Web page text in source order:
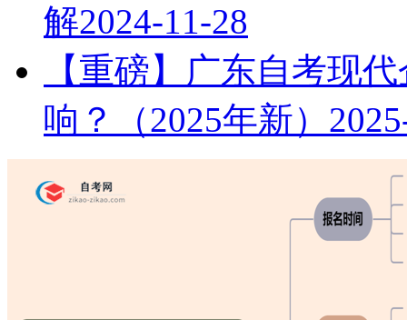
解2024-11-28
【重磅】广东自考现
响？（2025年新）